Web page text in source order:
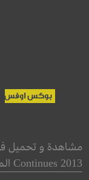
Continues 2013 المذيع 2: أسطورة تتواصل مترجم على فشار